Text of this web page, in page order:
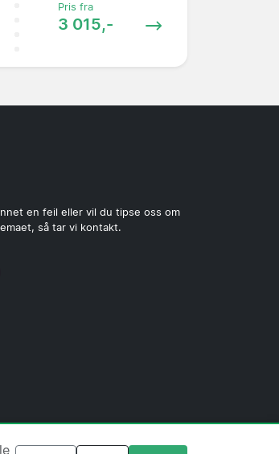
Pris fra
3 015,-
en feil eller vil du tipse oss om
så tar vi kontakt.
·Redaksjonell policy